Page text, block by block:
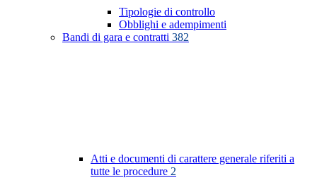
Tipologie di controllo
Obblighi e adempimenti
Bandi di gara e contratti 382
Atti e documenti di carattere generale riferiti a
tutte le procedure 2